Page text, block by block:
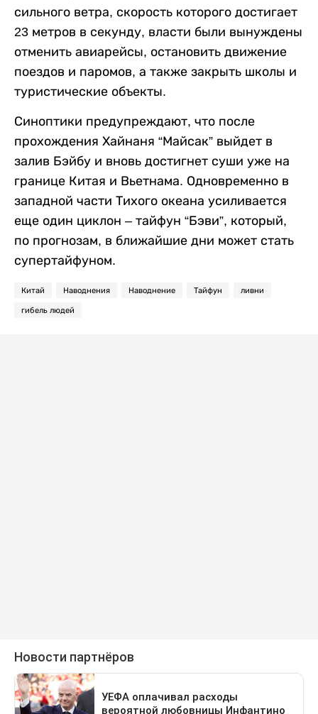
сильного ветра, скорость которого достигает
23 метров в секунду, власти были вынуждены
отменить авиарейсы, остановить движение
поездов и паромов, а также закрыть школы и
туристические объекты.
Синоптики предупреждают, что после
прохождения Хайнаня “Майсак” выйдет в
залив Бэйбу и вновь достигнет суши уже на
границе Китая и Вьетнама. Одновременно в
западной части Тихого океана усиливается
еще один циклон – тайфун “Бэви”, который,
по прогнозам, в ближайшие дни может стать
супертайфуном.
Китай Наводнения Наводнение Тайфун ливни
гибель людей